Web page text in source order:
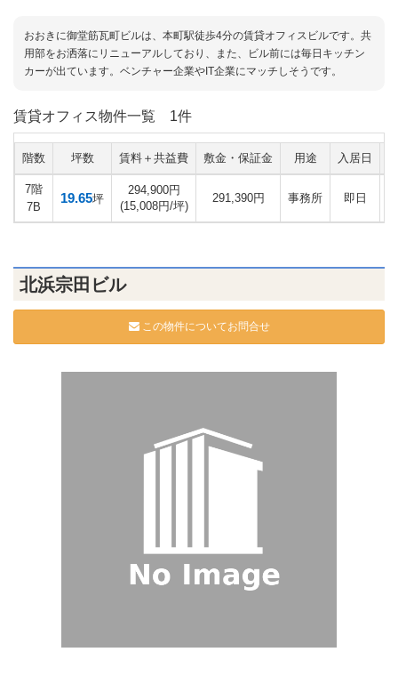
おおきに御堂筋瓦町ビルは、本町駅徒歩4分の賃貸オフィスビルです。共
用部をお洒落にリニューアルしており、また、ビル前には毎日キッチン
カーが出ています。ベンチャー企業やIT企業にマッチしそうです。
賃貸オフィス物件一覧 1件
階数 坪数 賃料＋共益費 敷金・保証金 用途 入居日
7階
7B
19.65坪
294,900円
(15,008円/坪)
291,390円 事務所 即日
北浜宗田ビル
この物件についてお問合せ